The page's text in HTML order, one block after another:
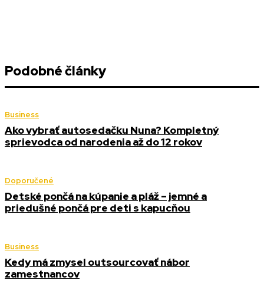
Podobné články
Business
Ako vybrať autosedačku Nuna? Kompletný
sprievodca od narodenia až do 12 rokov
Doporučené
Detské pončá na kúpanie a pláž – jemné a
priedušné pončá pre deti s kapucňou
Business
Kedy má zmysel outsourcovať nábor
zamestnancov